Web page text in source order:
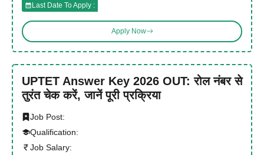
Last Date To Apply :
Apply Now
UPTET Answer Key 2026 OUT: रोल नंबर से
तुरंत चेक करें, जानें पूरी प्रक्रिया
Job Post:
Qualification:
Job Salary: